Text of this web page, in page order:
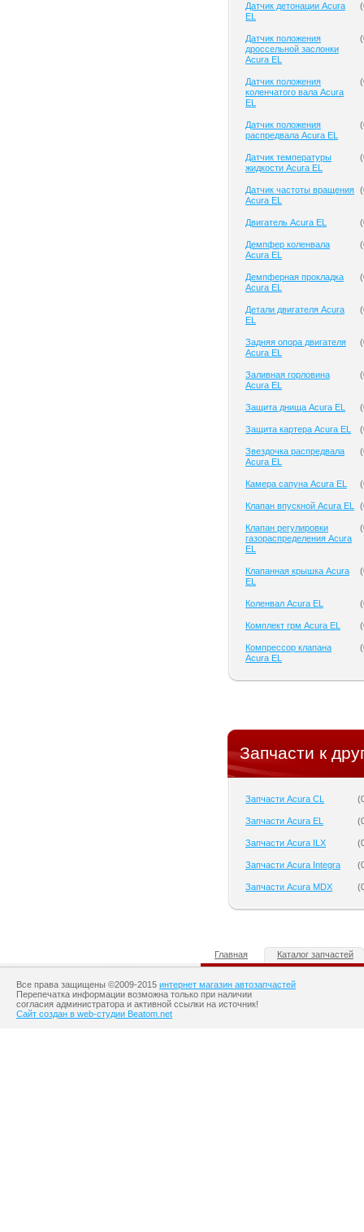
Датчик детонации Acura
EL
(
Датчик положения
дроссельной заслонки
Acura EL
(
Датчик положения
коленчатого вала Acura
EL
(
Датчик положения
распредвала Acura EL
(
Датчик температуры
жидкости Acura EL
(
Датчик частоты вращения
Acura EL
(
Двигатель Acura EL (
Демпфер коленвала
Acura EL
(
Демпферная прокладка
Acura EL
(
Детали двигателя Acura
EL
(
Задняя опора двигателя
Acura EL
(
Заливная горловина
Acura EL
(
Защита днища Acura EL (
Защита картера Acura EL (
Звездочка распредвала
Acura EL
(
Камера сапуна Acura EL (
Клапан впускной Acura EL (
Клапан регулировки
газораспределения Acura
EL
(
Клапанная крышка Acura
EL
(
Коленвал Acura EL (
Комплект грм Acura EL (
Компрессор клапана
Acura EL
(
Запчасти к
Запчасти Acura CL (
Запчасти Acura EL (
Запчасти Acura ILX (
Запчасти Acura Integra (
Запчасти Acura MDX (
Главная Каталог запчастей
Все права защищены ©2009-2015 интернет магазин автозапчастей
Перепечатка информации возможна только при наличии
согласия администратора и активной ссылки на источник!
Сайт создан в web-студии Beatom.net